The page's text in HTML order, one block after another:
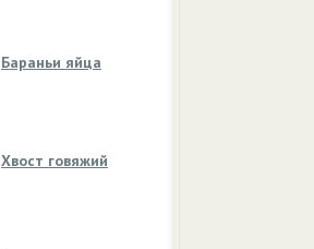
Бараньи яйца
Хвост говяжий